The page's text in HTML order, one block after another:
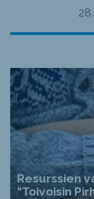
Resurssien
“Toivoisin